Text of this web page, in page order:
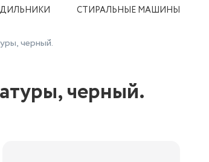
СТИРАЛЬНЫЕ МАШИНЫ
черный.
черный.